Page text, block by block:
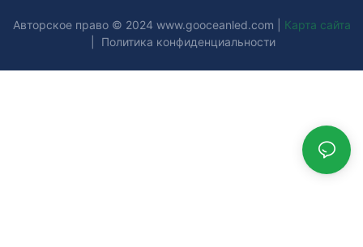
Авторское право © 2024 www.gooceanled.com
Карта сайта
Политика конфиденциальности